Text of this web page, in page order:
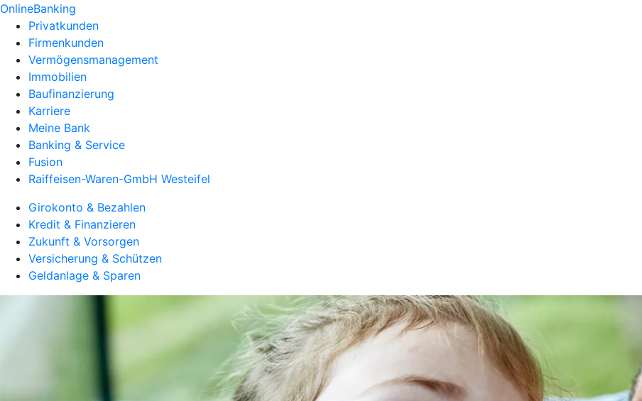
OnlineBanking
Privatkunden
Firmenkunden
Vermögensmanagement
Immobilien
Baufinanzierung
Karriere
Meine Bank
Banking & Service
Fusion
Raiffeisen-Waren-GmbH Westeifel
Girokonto & Bezahlen
Kredit & Finanzieren
Zukunft & Vorsorgen
Versicherung & Schützen
Geldanlage & Sparen